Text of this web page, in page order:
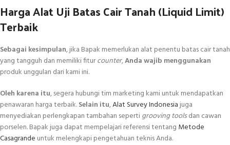
Harga Alat Uji Batas Cair Tanah (Liquid Limit)
Terbaik
Sebagai kesimpulan, jika Bapak memerlukan alat penentu batas cair tanah
yang tangguh dan memiliki fiturcounter,Anda wajib menggunakan
produk unggulan dari kami ini.
Oleh karena itu, segera hubungi tim marketing kami untuk mendapatkan
penawaran harga terbaik.Selain itu,Alat Survey Indonesiajuga
menyediakan perlengkapan tambahan sepertigrooving toolsdan cawan
porselen. Bapak juga dapat mempelajari referensi tentang Metode
Casagrande untuk melengkapi pengetahuan teknis Anda.